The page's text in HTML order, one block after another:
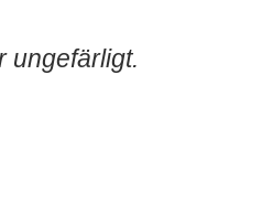
ungefärligt.